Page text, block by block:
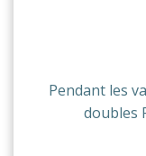
Pendant les
doubles